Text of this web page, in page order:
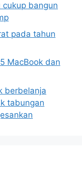
cukup bangun
pada tahun
MacBook dan
berbelanja
tabungan